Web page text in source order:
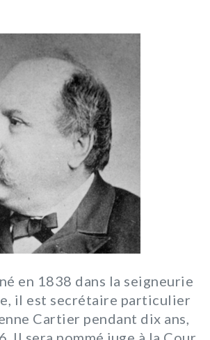
en 1838 dans la seigneurie
il est secrétaire particulier
Cartier pendant dix ans,